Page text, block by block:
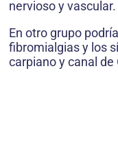
nervioso y vascular.
En otro grupo
fibromialgias y los
carpiano y canal de